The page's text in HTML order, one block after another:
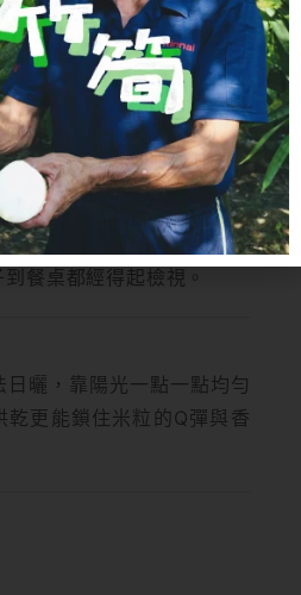
有機栽培，不施用任何化
讓土地慢慢休養、作物自然
管理田區，並已取得有機驗
餐桌都經得起檢視。
日曬，靠陽光一點一點均勻
乾更能鎖住米粒的Q彈與香